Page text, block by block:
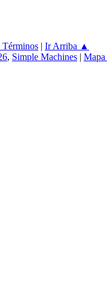
Términos | Ir Arriba ▲
, Simple Machines |